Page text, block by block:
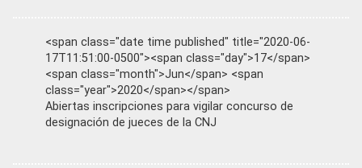
<span class="date time published" title="2020-06-
17T11:51:00-0500"><span class="day">17</span>
<span class="month">Jun</span> <span
class="year">2020</span></span>
Abiertas inscripciones para vigilar concurso de
designación de jueces de la CNJ